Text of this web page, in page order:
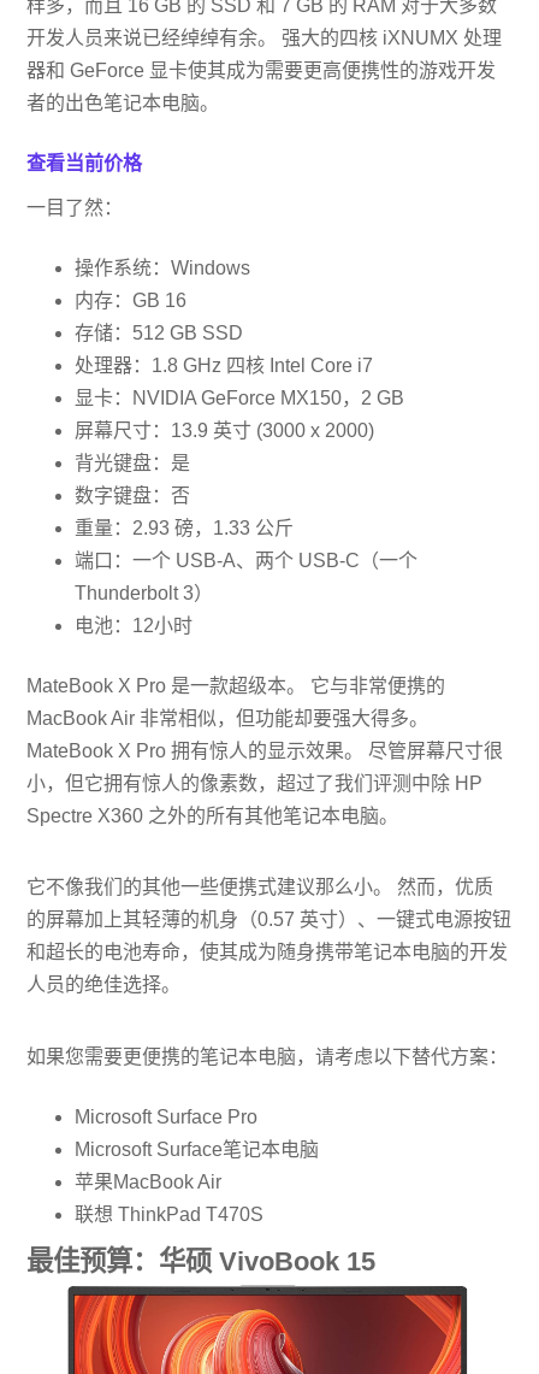
样多，而且 16 GB 的 SSD 和 7 GB 的 RAM 对于大多数
开发人员来说已经绰绰有余。 强大的四核 iXNUMX 处理
器和 GeForce 显卡使其成为需要更高便携性的游戏开发
者的出色笔记本电脑。
查看当前价格
一目了然：
操作系统：Windows
内存：GB 16
存储：512 GB SSD
处理器：1.8 GHz 四核 Intel Core i7
显卡：NVIDIA GeForce MX150，2 GB
屏幕尺寸：13.9 英寸 (3000 x 2000)
背光键盘：是
数字键盘：否
重量：2.93 磅，1.33 公斤
端口：一个 USB-A、两个 USB-C（一个
Thunderbolt 3）
电池：12小时
MateBook X Pro 是一款超级本。 它与非常便携的
MacBook Air 非常相似，但功能却要强大得多。
MateBook X Pro 拥有惊人的显示效果。 尽管屏幕尺寸很
小，但它拥有惊人的像素数，超过了我们评测中除 HP
Spectre X360 之外的所有其他笔记本电脑。
它不像我们的其他一些便携式建议那么小。 然而，优质
的屏幕加上其轻薄的机身（0.57 英寸）、一键式电源按钮
和超长的电池寿命，使其成为随身携带笔记本电脑的开发
人员的绝佳选择。
如果您需要更便携的笔记本电脑，请考虑以下替代方案：
Microsoft Surface Pro
Microsoft Surface笔记本电脑
苹果MacBook Air
联想 ThinkPad T470S
最佳预算：华硕 VivoBook 15